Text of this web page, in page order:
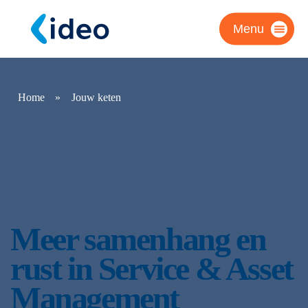
Menu
Home » Jouw keten
Meer samenhang en
rust in Service & Asset
Management